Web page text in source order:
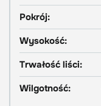
Pokrój:
Wysokość:
Trwałość liści:
Wilgotność: